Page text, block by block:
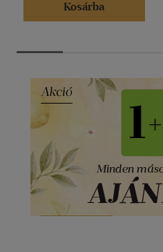
Kosárba